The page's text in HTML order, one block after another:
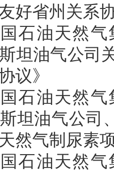
好省州关系
石油天然
坦油气公司
议》
石油天然
坦油气公司
然气制尿素
石油天然